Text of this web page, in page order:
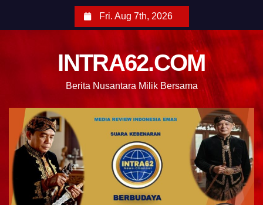
Fri. Aug 7th, 2026
INTRA62.COM
Berita Nusantara Milik Bersama